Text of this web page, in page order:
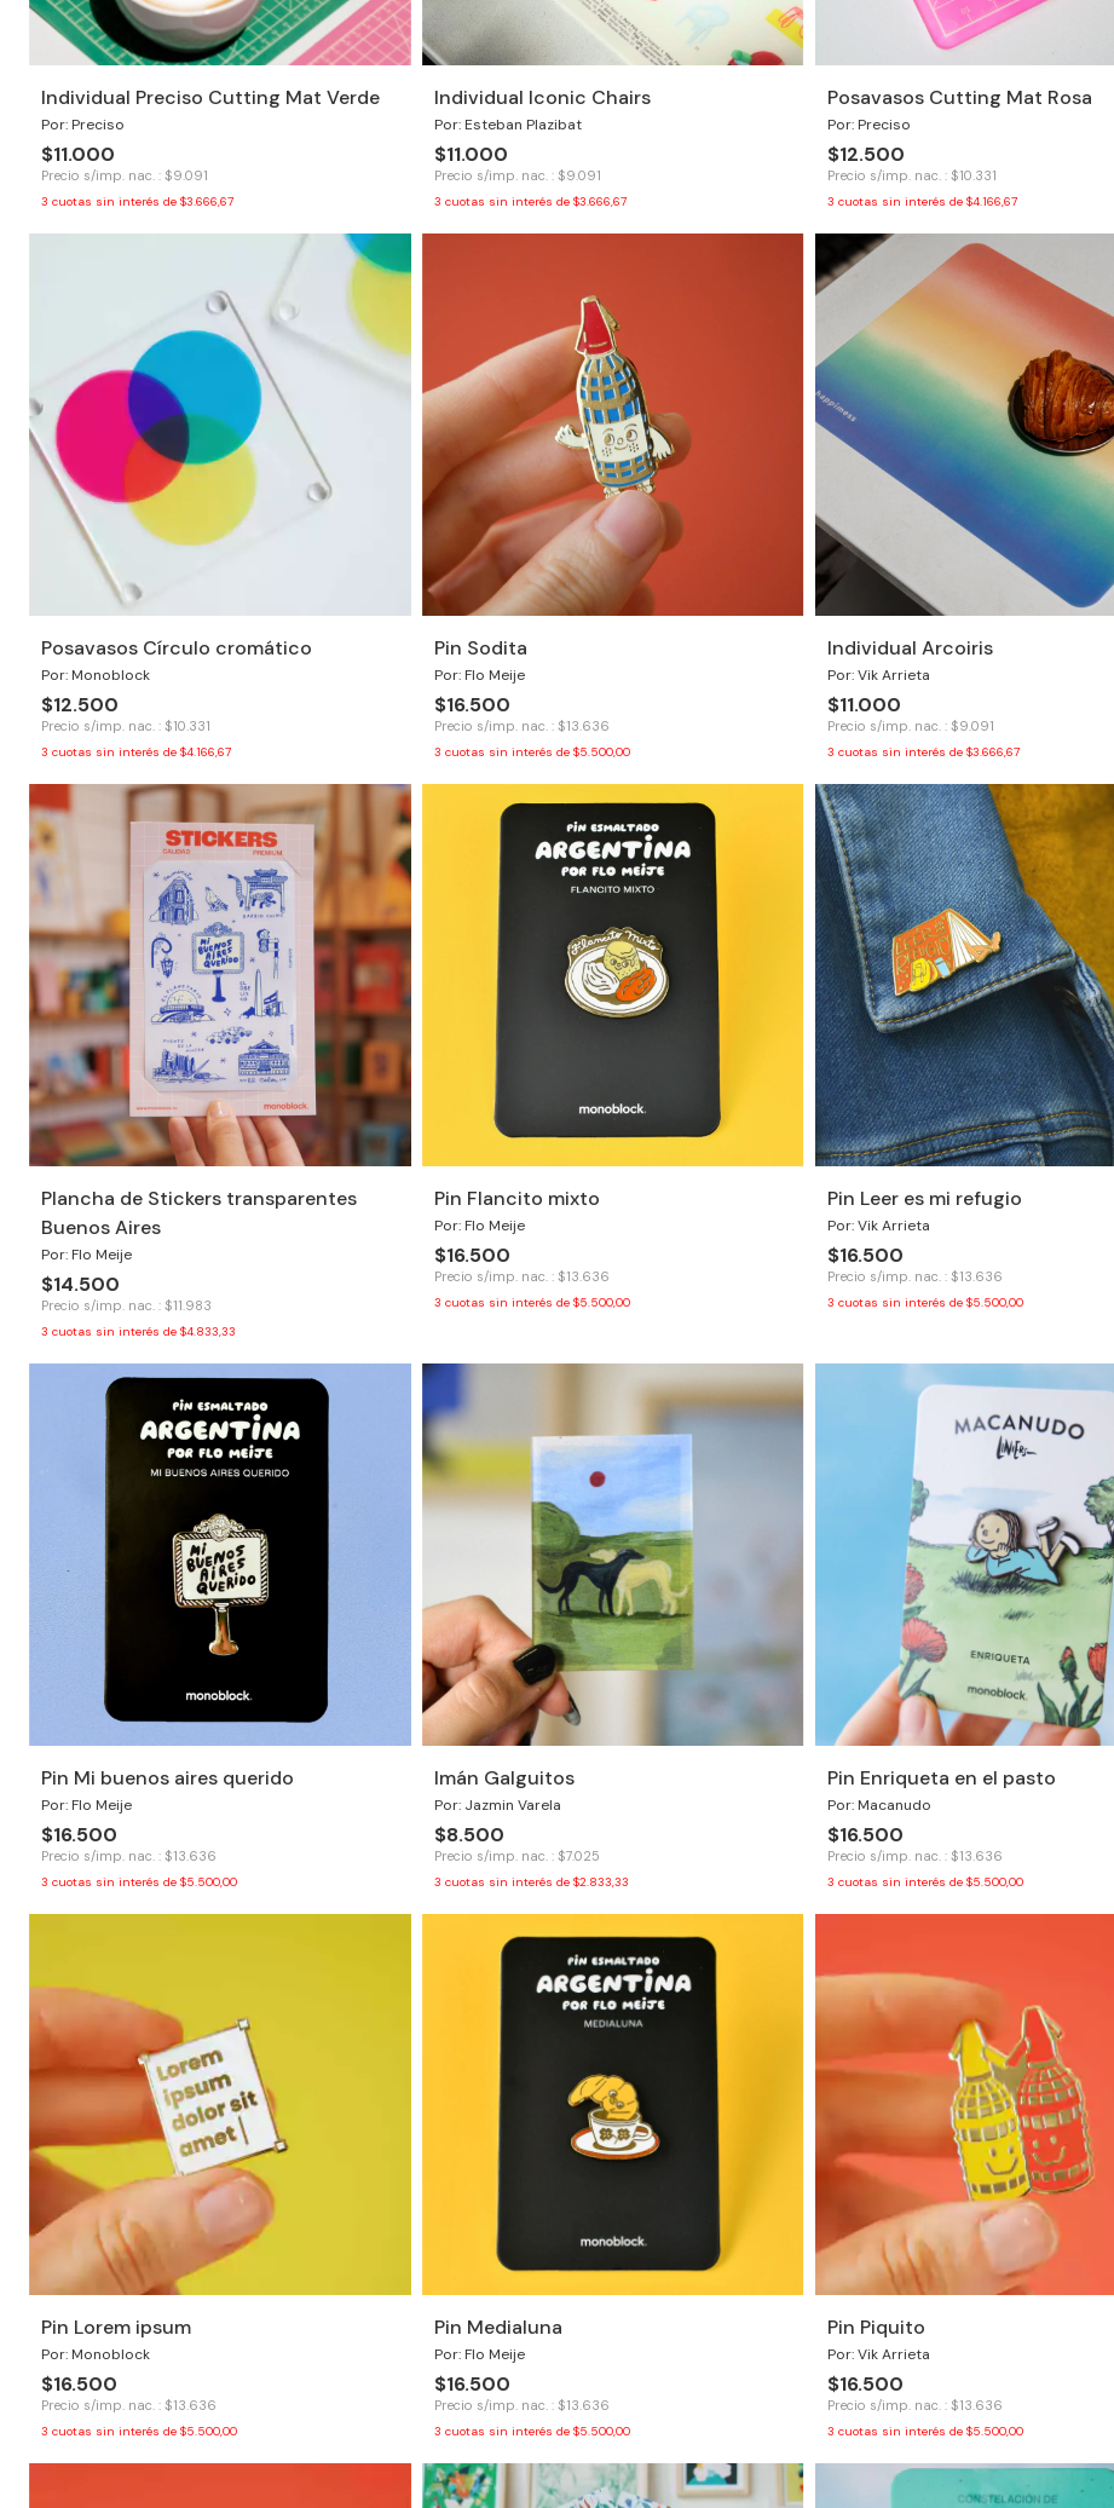
Individual Preciso Cutting Mat Verde
Por: Preciso
$11.000
Precio s/imp. nac. : $9.091
3 cuotas sin interés de $3.666,67
Individual Iconic Chairs
Por: Esteban Plazibat
$11.000
Precio s/imp. nac. : $9.091
3 cuotas sin interés de $3.666,67
Posavasos Cutting Mat Rosa
Por: Preciso
$12.500
Precio s/imp. nac. : $10.331
3 cuotas sin interés de $4.166,67
Posavasos Círculo cromático
Por: Monoblock
$12.500
Precio s/imp. nac. : $10.331
3 cuotas sin interés de $4.166,67
Pin Sodita
Por: Flo Meije
$16.500
Precio s/imp. nac. : $13.636
3 cuotas sin interés de $5.500,00
Individual Arcoiris
Por: Vik Arrieta
$11.000
Precio s/imp. nac. : $9.091
3 cuotas sin interés de $3.666,67
Plancha de Stickers transparentes
Buenos Aires
Por: Flo Meije
$14.500
Precio s/imp. nac. : $11.983
3 cuotas sin interés de $4.833,33
Pin Flancito mixto
Por: Flo Meije
$16.500
Precio s/imp. nac. : $13.636
3 cuotas sin interés de $5.500,00
Pin Leer es mi refugio
Por: Vik Arrieta
$16.500
Precio s/imp. nac. : $13.636
3 cuotas sin interés de $5.500,00
Pin Mi buenos aires querido
Por: Flo Meije
$16.500
Precio s/imp. nac. : $13.636
3 cuotas sin interés de $5.500,00
Imán Galguitos
Por: Jazmin Varela
$8.500
Precio s/imp. nac. : $7.025
3 cuotas sin interés de $2.833,33
Pin Enriqueta en el pasto
Por: Macanudo
$16.500
Precio s/imp. nac. : $13.636
3 cuotas sin interés de $5.500,00
Pin Lorem ipsum
Por: Monoblock
$16.500
Precio s/imp. nac. : $13.636
3 cuotas sin interés de $5.500,00
Pin Medialuna
Por: Flo Meije
$16.500
Precio s/imp. nac. : $13.636
3 cuotas sin interés de $5.500,00
Pin Piquito
Por: Vik Arrieta
$16.500
Precio s/imp. nac. : $13.636
3 cuotas sin interés de $5.500,00